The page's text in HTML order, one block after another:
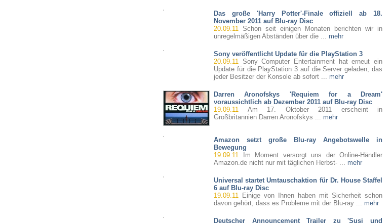
Das große 'Harry Potter'-Finale offiziell ab 18.
November 2011 auf Blu-ray Disc
20.09.11 Schon seit einigen Monaten berichten wir in
unregelmäßigen Abständen über die ... mehr
Sony veröffentlicht Update für die PlayStation 3
20.09.11 Sony Computer Entertainment hat erneut ein
Update für die PlayStation 3 auf die Server geladen, das
jeder Besitzer der Konsole ab sofort ... mehr
Darren Aronofskys 'Requiem for a Dream'
voraussichtlich ab Dezember 2011 auf Blu-ray Disc
19.09.11 Am 17. Oktober 2011 erscheint in
Großbritannien Darren Aronofskys ... mehr
Amazon setzt große Blu-ray Angebotswelle in
Bewegung
19.09.11 Im Moment versorgt uns der Online-Händler
Amazon.de nicht nur mit täglichen Herbst- ... mehr
Universal startet Umtauschaktion für Dr. House Staffel
6 auf Blu-ray Disc
19.09.11 Einige von Ihnen haben mit Sicherheit schon
davon gehört, dass es Probleme mit der Blu-ray ... mehr
Deutscher Announcement Trailer zu 'Susi und